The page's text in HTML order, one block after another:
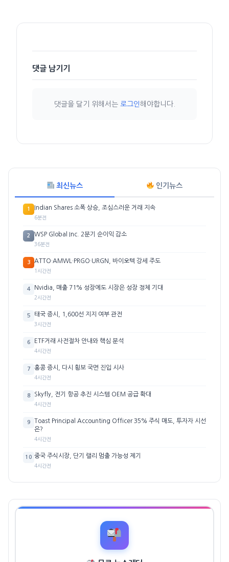
댓글 남기기
댓글을 달기 위해서는 로그인해야합니다.
최신뉴스 인기뉴스
1 Indian Shares 소폭 상승, 조심스러운 거래 지속
6분전
2 WSP Global Inc. 2분기 순이익 감소
36분전
3 ATTO·AMWL·PRGO·URGN, 바이오텍 강세 주도
1시간전
4 Nvidia, 매출 71% 성장에도 시장은 성장 정체 기대
2시간전
5 태국 증시, 1,600선 지지 여부 관전
3시간전
6 ETF거래 사전절차 안내와 핵심 분석
4시간전
7 홍콩 증시, 다시 횡보 국면 진입 시사
4시간전
8 Skyfly, 전기 항공 추진 시스템 OEM 공급 확대
4시간전
9
Toast Principal Accounting Officer 35% 주식 매도, 투자자 시선
은?
4시간전
10 중국 주식시장, 단기 랠리 멈출 가능성 제기
4시간전